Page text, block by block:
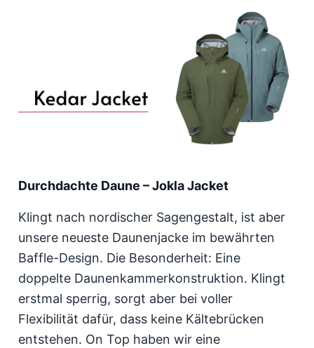
Durchdachte Daune – Jokla Jacket
Klingt nach nordischer Sagengestalt, ist aber
unsere neueste Daunenjacke im bewährten
Baffle-Design. Die Besonderheit: Eine
doppelte Daunenkammerkonstruktion. Klingt
erstmal sperrig, sorgt aber bei voller
Flexibilität dafür, dass keine Kältebrücken
entstehen. On Top haben wir eine